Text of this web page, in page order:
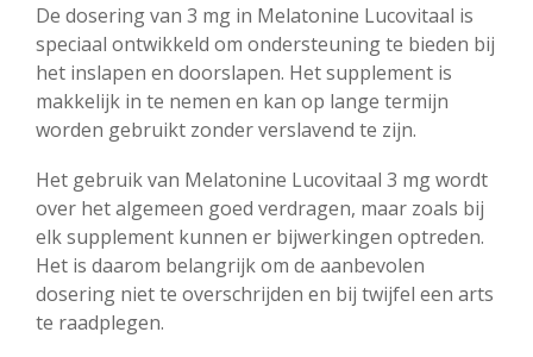
De dosering van 3 mg in Melatonine Lucovitaal is
speciaal ontwikkeld om ondersteuning te bieden bij
het inslapen en doorslapen. Het supplement is
makkelijk in te nemen en kan op lange termijn
worden gebruikt zonder verslavend te zijn.
Het gebruik van Melatonine Lucovitaal 3 mg wordt
over het algemeen goed verdragen, maar zoals bij
elk supplement kunnen er bijwerkingen optreden.
Het is daarom belangrijk om de aanbevolen
dosering niet te overschrijden en bij twijfel een arts
te raadplegen.